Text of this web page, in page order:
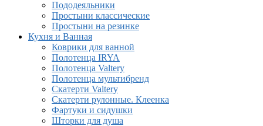
Пододеяльники
Простыни классические
Простыни на резинке
Кухня и Ванная
Коврики для ванной
Полотенца IRYA
Полотенца Valtery
Полотенца мультибренд
Скатерти Valtery
Скатерти рулонные. Клеенка
Фартуки и сидушки
Шторки для душа